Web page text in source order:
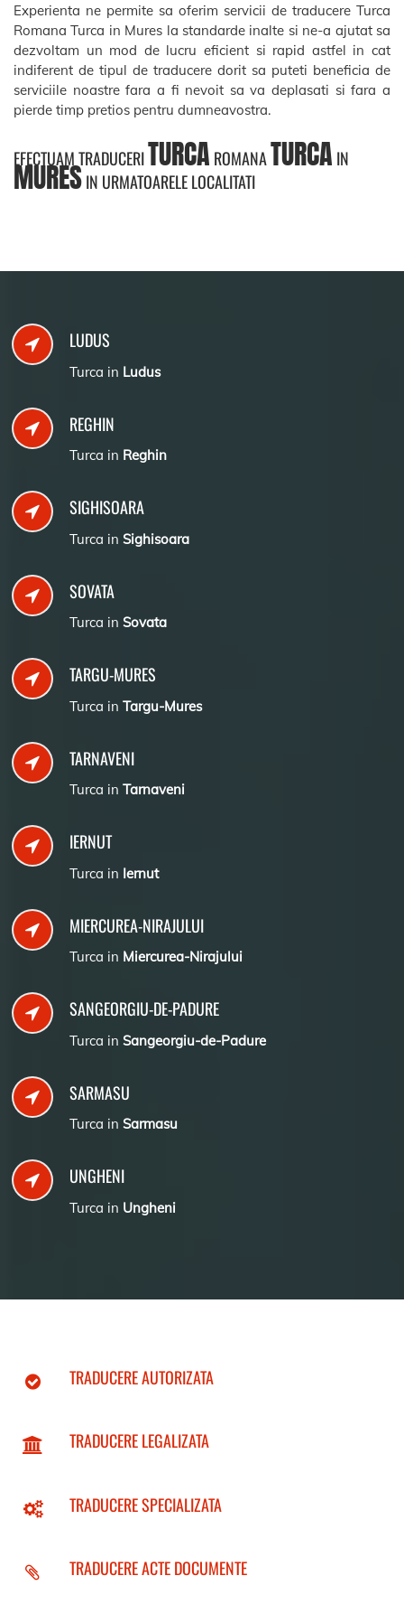
Experienta ne permite sa oferim servicii de traducere Turca
Romana Turca in Mures la standarde inalte si ne-a ajutat sa
dezvoltam un mod de lucru eficient si rapid astfel in cat
indiferent de tipul de traducere dorit sa puteti beneficia de
serviciile noastre fara a fi nevoit sa va deplasati si fara a
pierde timp pretios pentru dumneavostra.
EFECTUAM TRADUCERITURCA ROMANATURCA IN
MURESIN URMATOARELE LOCALITATI
LUDUS
Turca in Ludus
REGHIN
Turca in Reghin
SIGHISOARA
Turca in Sighisoara
SOVATA
Turca in Sovata
TARGU-MURES
Turca in Targu-Mures
TARNAVENI
Turca in Tarnaveni
IERNUT
Turca in Iernut
MIERCUREA-NIRAJULUI
Turca in Miercurea-Nirajului
SANGEORGIU-DE-PADURE
Turca in Sangeorgiu-de-Padure
SARMASU
Turca in Sarmasu
UNGHENI
Turca in Ungheni
TRADUCERE AUTORIZATA
TRADUCERE LEGALIZATA
TRADUCERE SPECIALIZATA
TRADUCERE ACTE DOCUMENTE